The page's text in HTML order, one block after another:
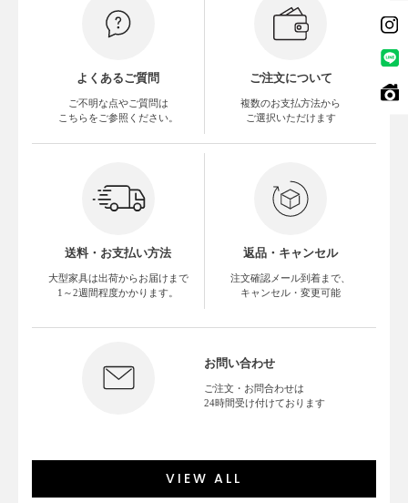
よくあるご質問
ご不明な点やご質問は
こちらをご参照ください。
ご注文について
複数のお支払方法から
ご選択いただけます
送料・お支払い方法
大型家具は出荷からお届けまで
1～2週間程度かかります。
返品・キャンセル
注文確認メール到着まで、
キャンセル・変更可能
お問い合わせ
ご注文・お問合わせは
24時間受け付けております
VIEW ALL